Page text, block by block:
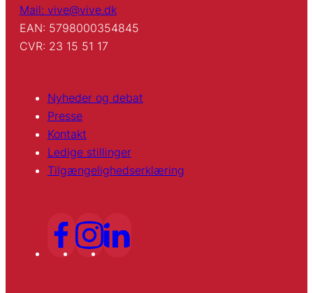
Mail: vive@vive.dk
EAN: 5798000354845
CVR: 23 15 51 17
Nyheder og debat
Presse
Kontakt
Ledige stillinger
Tilgængelighedserklæring